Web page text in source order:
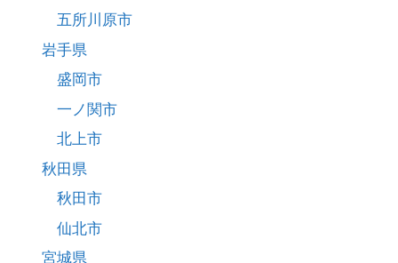
五所川原市
岩手県
盛岡市
一ノ関市
北上市
秋田県
秋田市
仙北市
宮城県